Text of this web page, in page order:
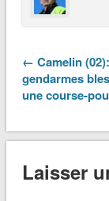
← Camelin
gendarmes
une course-
Laisser